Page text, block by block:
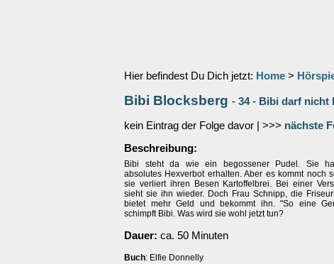
Hier befindest Du Dich jetzt: Home >
Bibi Blocksberg - 34- Bibi darf nicht
kein Eintrag der Folge davor | >>> nächste
Beschreibung:
Bibi steht da wie ein begossener Pudel. Sie
absolutes Hexverbot erhalten. Aber es kommt noch
sie verliert ihren Besen Kartoffelbrei. Bei einer
sieht sie ihn wieder. Doch Frau Schnipp, die
bietet mehr Geld und bekommt ihn. "So eine
schimpft Bibi. Was wird sie wohl jetzt tun?
Dauer: ca. 50 Minuten
Buch: Elfie Donnelly